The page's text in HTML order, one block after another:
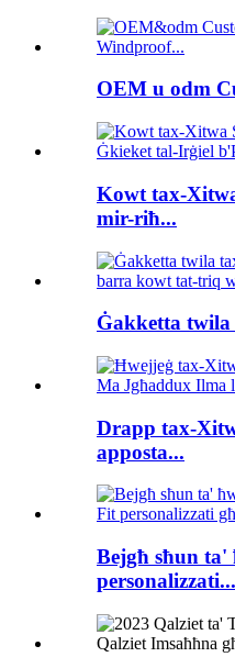
OEM u odm
Kowt tax-
mir-riħ...
Ġakketta
Drapp tax-
apposta...
Bejgħ sħun ta'
personalizzati...